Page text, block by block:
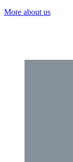
More about us